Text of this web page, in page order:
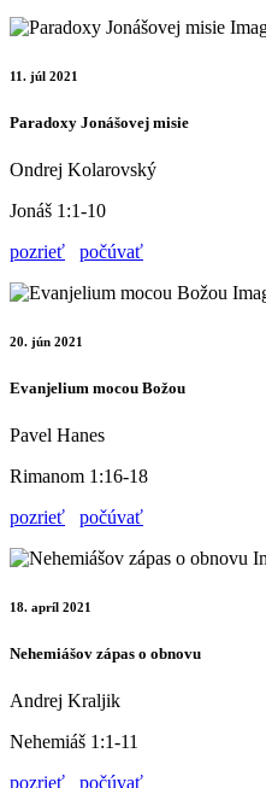
11. júl 2021
Paradoxy Jonášovej misie
Ondrej Kolarovský
Jonáš 1:1-10
pozrieť
počúvať
20. jún 2021
Evanjelium mocou Božou
Pavel Hanes
Rimanom 1:16-18
pozrieť
počúvať
18. apríl 2021
Nehemiášov zápas o obnovu
Andrej Kraljik
Nehemiáš 1:1-11
pozrieť
počúvať